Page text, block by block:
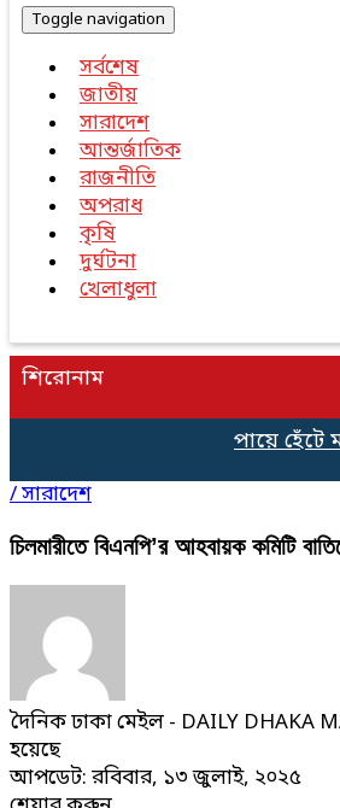
Toggle navigation
সর্বশেষ
জাতীয়
সারাদেশ
আন্তর্জাতিক
রাজনীতি
অপরাধ
কৃষি
দুর্ঘটনা
খেলাধুলা
শিরোনাম
পায়ে হেঁটে
/সারাদেশ
চিলমারীতে বিএনপি’র আহবায়ক কমিটি
দৈনিক ঢাকা মেইল - DAILY DHAKA
হয়েছে
আপডেট: রবিবার, ১৩ জুলাই, ২০২৫